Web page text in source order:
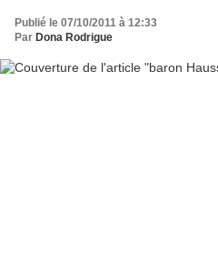
Publié le 07/10/2011 à 12:33
Par Dona Rodrigue